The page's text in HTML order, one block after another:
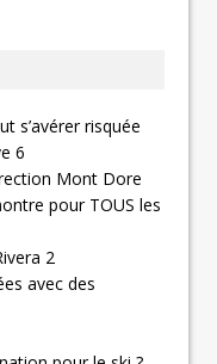
s’avérer risquée
6
Mont Dore
pour TOUS les
2
avec des